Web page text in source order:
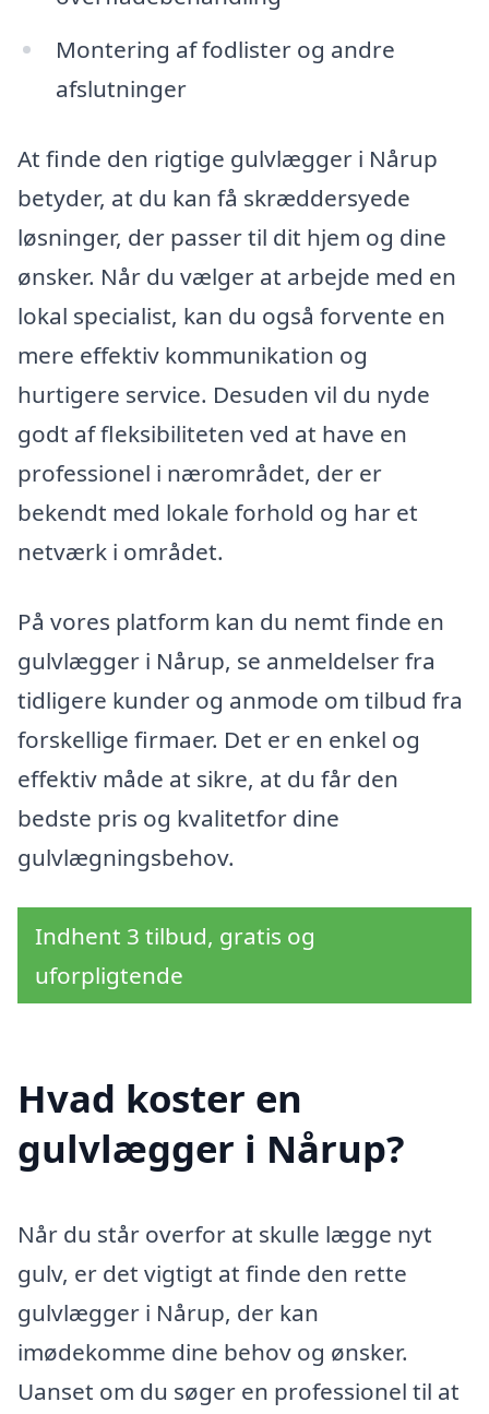
Montering af fodlister og andre
afslutninger
At finde den rigtige gulvlægger i Nårup
betyder, at du kan få skræddersyede
løsninger, der passer til dit hjem og dine
ønsker. Når du vælger at arbejde med en
lokal specialist, kan du også forvente en
mere effektiv kommunikation og
hurtigere service. Desuden vil du nyde
godt af fleksibiliteten ved at have en
professionel i nærområdet, der er
bekendt med lokale forhold og har et
netværk i området.
På vores platform kan du nemt finde en
gulvlægger i Nårup, se anmeldelser fra
tidligere kunder og anmode om tilbud fra
forskellige firmaer. Det er en enkel og
effektiv måde at sikre, at du får den
bedste pris og kvalitetfor dine
gulvlægningsbehov.
Indhent 3 tilbud, gratis og
uforpligtende
Hvad koster en
gulvlægger i Nårup?
Når du står overfor at skulle lægge nyt
gulv, er det vigtigt at finde den rette
gulvlægger i Nårup, der kan
imødekomme dine behov og ønsker.
Uanset om du søger en professionel til at